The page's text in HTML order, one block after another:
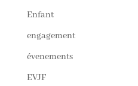
Enfant
engagement
évenements
EVJF